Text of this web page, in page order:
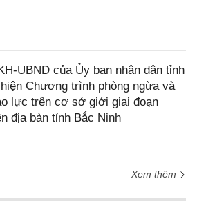
UBND của Ủy ban nhân dân tỉnh
Chương trình phòng ngừa và
lực trên cơ sở giới giai đoạn
địa bàn tỉnh Bắc Ninh
Xem thêm